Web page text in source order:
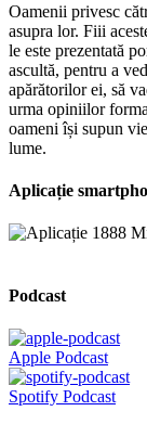
Oamenii privesc
asupra lor. Fiii
le este prezentată
ascultă, pentru a
apărătorilor ei, să
urma opiniilor
oameni își supun
lume.
Aplicație
Podcast
Apple Podcast
Spotify Podcast